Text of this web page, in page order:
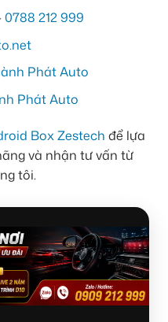
0788 212 999
Phát Auto
Phát Auto
Box Zestech để lựa
và nhận tư vấn từ
tôi.